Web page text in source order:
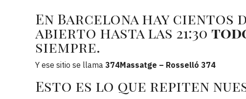
En Barcelona hay cientos
abierto hasta las 21:30
siempre.
Y ese sitio se llama 374Massatge – Rosselló 374
Esto es lo que repiten